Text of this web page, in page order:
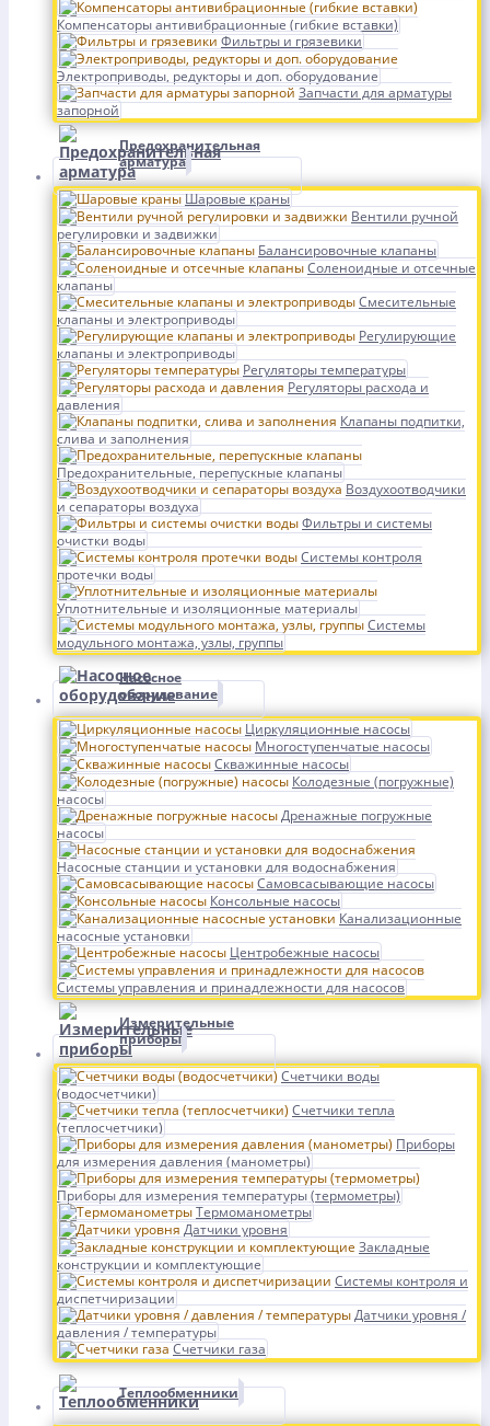
Компенсаторы антивибрационные (гибкие вставки)
Фильтры и грязевики
Электроприводы, редукторы и доп. оборудование
Запчасти для арматуры
запорной
Предохранительная
арматура
Шаровые краны
Вентили ручной
регулировки и задвижки
Балансировочные клапаны
Соленоидные и отсечные
клапаны
Смесительные
клапаны и электроприводы
Регулирующие
клапаны и электроприводы
Регуляторы температуры
Регуляторы расхода и
давления
Клапаны подпитки,
слива и заполнения
Предохранительные, перепускные клапаны
Воздухоотводчики
и сепараторы воздуха
Фильтры и системы
очистки воды
Системы контроля
протечки воды
Уплотнительные и изоляционные материалы
Системы
модульного монтажа, узлы, группы
Насосное
оборудование
Циркуляционные насосы
Многоступенчатые насосы
Скважинные насосы
Колодезные (погружные)
насосы
Дренажные погружные
насосы
Насосные станции и установки для водоснабжения
Самовсасывающие насосы
Консольные насосы
Канализационные
насосные установки
Центробежные насосы
Системы управления и принадлежности для насосов
Измерительные
приборы
Счетчики воды
(водосчетчики)
Счетчики тепла
(теплосчетчики)
Приборы
для измерения давления (манометры)
Приборы для измерения температуры (термометры)
Термоманометры
Датчики уровня
Закладные
конструкции и комплектующие
Системы контроля и
диспетчиризации
Датчики уровня /
давления / температуры
Счетчики газа
Теплообменники